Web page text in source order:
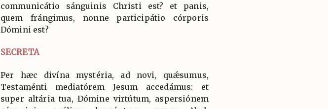
communicátio sánguinis Christi est? et panis,
quem frángimus, nonne participátio córporis
Dómini est?
SECRETA
Per hæc divína mystéria, ad novi, quǽsumus,
Testaménti mediatórem Jesum accedámus: et
super altária tua, Dómine virtútum, aspersiónem